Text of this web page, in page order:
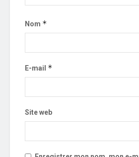
Nom *
E-mail *
Site web